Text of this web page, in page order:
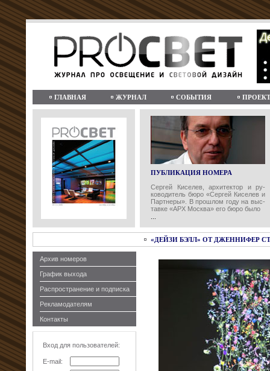
ГЛАВНАЯ ЖУРНАЛ СОБЫТИЯ
ПУБЛИКАЦИЯ НОМЕРА
Сергей Киселев, архитектор и ру-
ководитель бюро «Сергей Киселев и
Партнеры». В прошлом году на выс-
тавке «АРХ Москва» его бюро было
...
«ДЕЙЗИ БЭЛЛ» ОТ ДЖЕННИФЕР
Архив номеров
График выхода
Распространение и подписка
Рекламодателям
Контакты
Вход для пользователей:
E-mail: